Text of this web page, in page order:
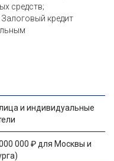
средств;
кредит
и индивидуальные
000 ₽ для Москвы и